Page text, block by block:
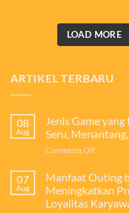
LOAD MORE
ARTIKEL TERBARU
08
Aug
Jenis Game
Seru,
Comments Offon
Game
yang
Paling
Diminati
07
Aug
Manfaat Outing
Meningkatkan
Loyalitas